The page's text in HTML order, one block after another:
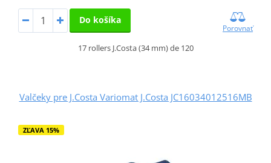
Do košíka
Porovnať
17 rollers J.Costa (34 mm) de 120
Valčeky pre J.Costa Variomat J.Costa JC16034012516MB
ZĽAVA 15%